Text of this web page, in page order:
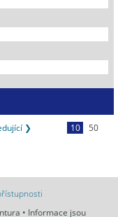
❯ 10
50
• Informace jsou